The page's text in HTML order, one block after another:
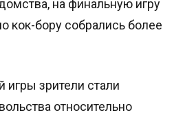
на финальную игру
кок-бору собрались более
игры зрители стали
относительно